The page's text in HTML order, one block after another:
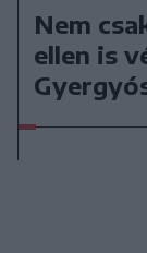
Nem
ellen is